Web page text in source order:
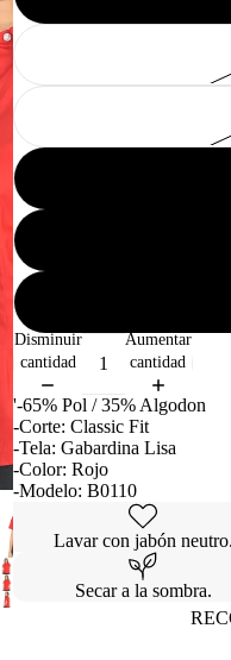
Disminuir
cantidad
Aumentar
cantidad
'-65% Pol / 35% Algodon
-Corte: Classic Fit
-Tela: Gabardina Lisa
-Color: Rojo
-Modelo: B0110
Lavar con jabón neutro.
Secar a la sombra.